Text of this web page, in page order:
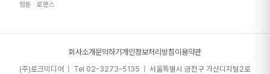
웹툰 · 로맨스
회사소개문의하기 개인정보처리방침 이용약관
(주)로크미디어 | Tel 02-3273-5135 | 서울특별시 금천구 가산디지털2로